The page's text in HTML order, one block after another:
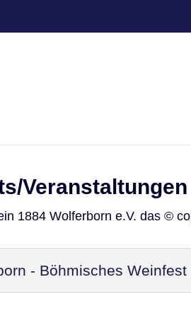
Veranstaltungen
1884 Wolferborn e.V. das ©
- Böhmisches Weinfest